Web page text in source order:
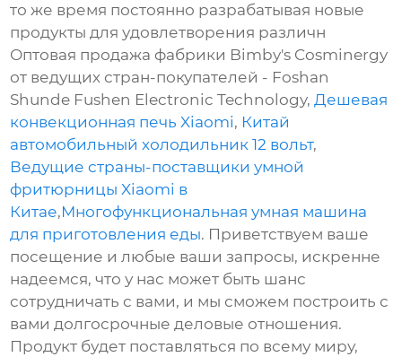
то же время постоянно разрабатывая новые
продукты для удовлетворения различн
Оптовая продажа фабрики Bimby's Cosminergy
от ведущих стран-покупателей - Foshan
Shunde Fushen Electronic Technology,Дешевая
конвекционная печь Xiaomi, Китай
автомобильный холодильник 12 вольт,
Ведущие страны-поставщики умной
фритюрницы Xiaomi в
Китае,Многофункциональная умная машина
для приготовления еды. Приветствуем ваше
посещение и любые ваши запросы, искренне
надеемся, что у нас может быть шанс
сотрудничать с вами, и мы сможем построить с
вами долгосрочные деловые отношения.
Продукт будет поставляться по всему миру,